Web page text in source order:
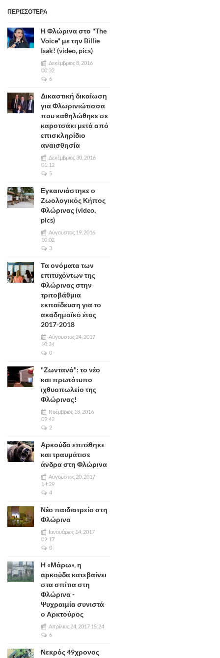
ΠΕΡΙΣΣΟΤΕΡΑ
Η Φλώρινα στο "The
Voice" με την Billie
Isak! (video, pics)
Δεκέμβριος 8, 2016
00:32
6
Δικαστική δικαίωση
για Φλωρινιώτισσα
που καθηλώθηκε σε
καροτσάκι μετά από
επισκληρίδιο
αναισθησία
Δεκέμβριος 30, 2016
01:12
5
Εγκαινιάστηκε ο
Ζωολογικός Κήπος
Φλώρινας (video,
pics)
Αύγουστος 19, 2016
10:02
3
Τα ονόματα των
επιτυχόντων της
Φλώρινας στην
τριτοβάθμια
εκπαίδευση για το
ακαδημαϊκό έτος
2017-2018
Αύγουστος 24, 2017
10:34
0
"Ζωντανά": το νέο
και πρωτότυπο
ιχθυοπωλείο της
Φλώρινας!
Νοέμβριος 18, 2016
09:42
2
Αρκούδα επιτέθηκε
και τραυμάτισε
άνδρα στη Φλώρινα
Αύγουστος 20, 2017
14:29
4
Νέο παιδιατρείο στη
Φλώρινα
Ιανουάριος 14, 2017
02:17
0
Η «Μάρω», η
αρκούδα κατεβαίνει
στα σπίτια στη
Φλώρινα -
Ψυχραιμία συνιστά
ο Αρκτούρος
Απρίλιος 24, 2017 15:24
6
Νεκρός 49χρονος